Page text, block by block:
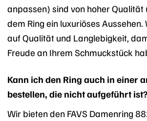
anpassen) sind von hoher Qualität
dem Ring ein luxuriöses Aussehen.
auf Qualität und Langlebigkeit,
Freude an Ihrem Schmuckstück
Kann ich den Ring auch in einer
bestellen, die nicht aufgeführt ist?
Wir bieten den FAVS Damenring